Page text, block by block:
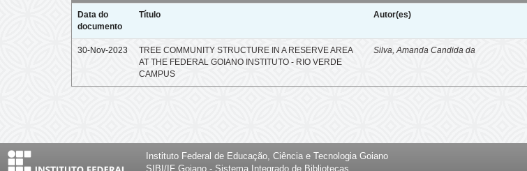
Data do
documento
Título Autor(es)
30-Nov-2023
TREE COMMUNITY STRUCTURE IN A RESERVE AREA
AT THE FEDERAL GOIANO INSTITUTO - RIO VERDE
CAMPUS
Silva, Amanda Candida da
Instituto Federal de Educação, Ciência e Tecnologia Goiano
SIBI/IF Goiano - Sistema Integrado de Bibliotecas